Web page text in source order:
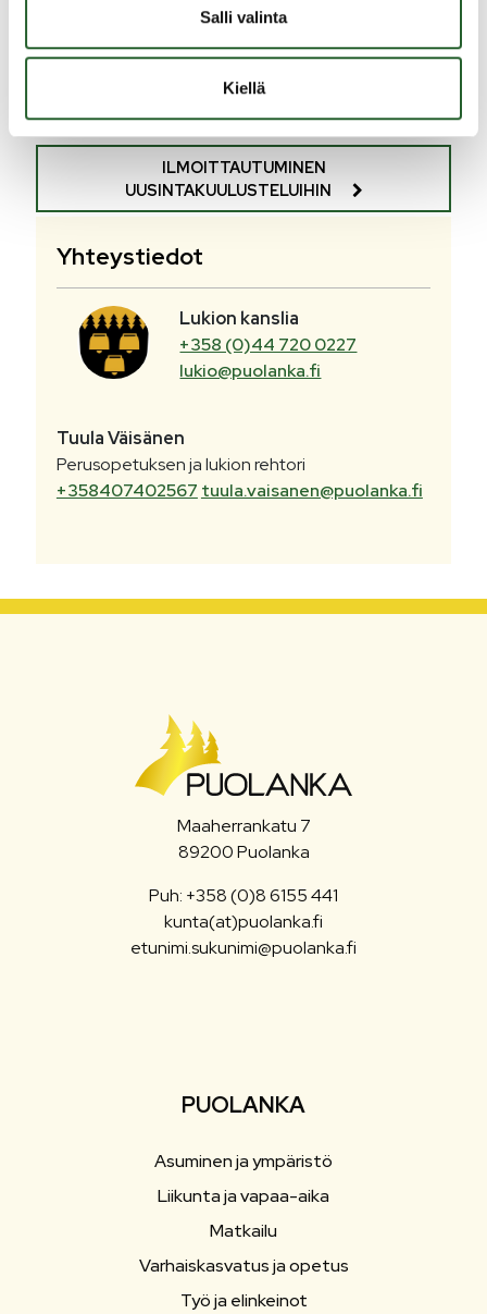
Salli valinta
Kiellä
ti 04.05.2027 Hyväksytyn kurssin korottaminen
ILMOITTAUTUMINEN
UUSINTAKUULUSTELUIHIN
Yhteystiedot
Lukion kanslia
+358 (0)44 720 0227
lukio@puolanka.fi
TuulaVäisänen
Perusopetuksen ja lukion rehtori
+358407402567 tuula.vaisanen@puolanka.fi
Maaherrankatu 7
89200 Puolanka
Puh: +358 (0)8 6155 441
kunta(at)puolanka.fi
etunimi.sukunimi@puolanka.fi
PUOLANKA
Asuminen ja ympäristö
Liikunta ja vapaa-aika
Matkailu
Varhaiskasvatus ja opetus
Työ ja elinkeinot